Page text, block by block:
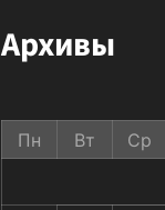
Архивы
Пн
Вт Ср